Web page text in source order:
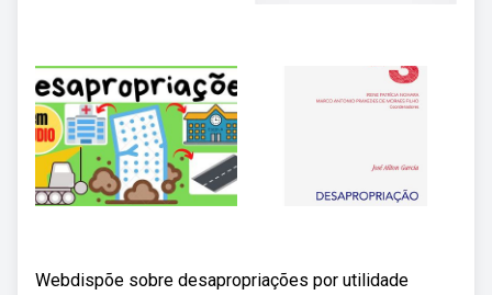
Webdispõe sobre desapropriações por utilidade